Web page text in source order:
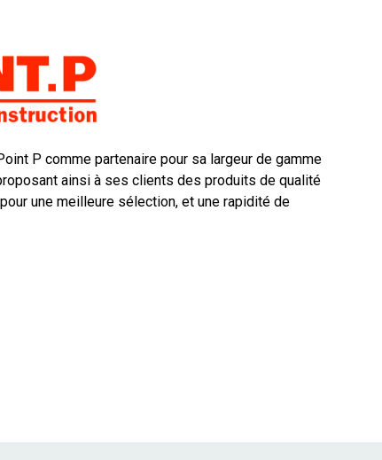
P comme partenaire pour sa largeur de gamme
ainsi à ses clients des produits de qualité
une meilleure sélection, et une rapidité de